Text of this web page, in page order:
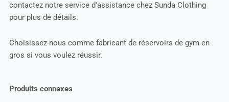
contactez notre service d'assistance chez Sunda Clothing
pour plus de détails.
Choisissez-nous comme fabricant de réservoirs de gym en
gros si vous voulez réussir.
Produits connexes